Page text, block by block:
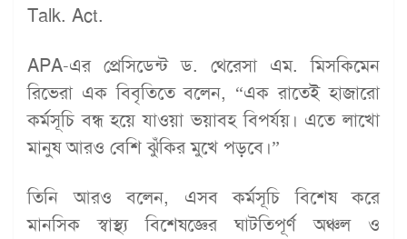
Talk. Act.
APA-এর প্রেসিডেন্ট ড. থেরেসা এম. মিসকিমেন
রিভেরা এক বিবৃতিতে বলেন, “এক রাতেই হাজারো
কর্মসূচি বন্ধ হয়ে যাওয়া ভয়াবহ বিপর্যয়। এতে লাখো
মানুষ আরও বেশি ঝুঁকির মুখে পড়বে।”
তিনি আরও বলেন, এসব কর্মসূচি বিশেষ করে
মানসিক স্বাস্থ্য বিশেষজ্ঞের ঘাটতিপূর্ণ অঞ্চল ও